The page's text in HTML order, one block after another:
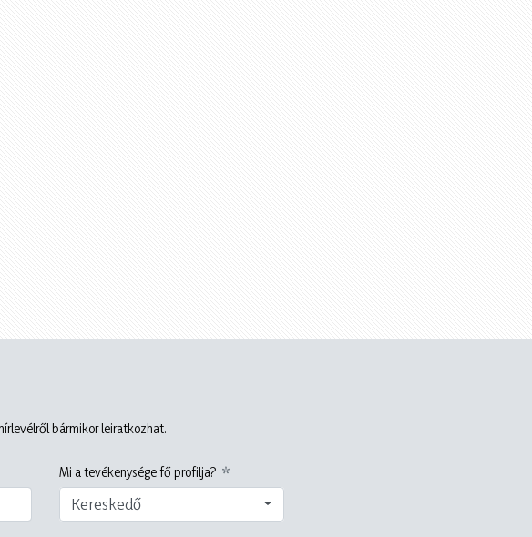
bármikor leiratkozhat.
Mi a tevékenysége fő profilja?
Kereskedő